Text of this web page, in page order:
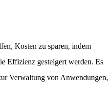
Kosten zu sparen, indem
Effizienz gesteigert werden. Es
Verwaltung von Anwendungen,